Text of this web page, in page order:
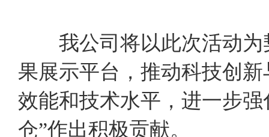
我公司将以此次活动为
果展示平台，推动科技创
效能和技术水平，进一步
仓”作出积极贡献。